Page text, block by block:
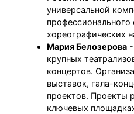
универсальной
хореографических
Мария Белозерова
крупных
концертов.
выставок, гала-
проектов. Проекты
ключевых